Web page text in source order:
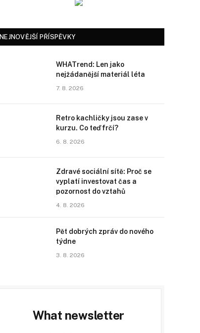
NEJNOVĚJŠÍ PŘÍSPĚVKY
WHATrend: Len jako
nejžádanější materiál léta
7. 8. 2026
Retro kachličky jsou zase v
kurzu. Co teď frčí?
6. 8. 2026
Zdravé sociální sítě: Proč se
vyplatí investovat čas a
pozornost do vztahů
4. 8. 2026
Pět dobrých zpráv do nového
týdne
3. 8. 2026
What newsletter